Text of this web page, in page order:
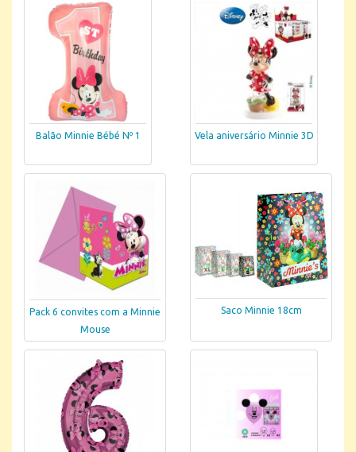
Balão Minnie Bébé Nº 1 Vela aniversário Minnie 3D
Pack 6 convites com a Minnie
Mouse
Saco Minnie 18cm